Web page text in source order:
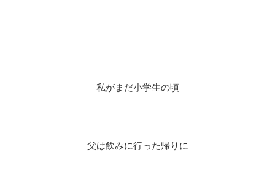
私がまだ小学生の頃
父は飲みに行った帰りに